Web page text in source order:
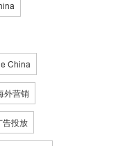
China
外营销
告投放